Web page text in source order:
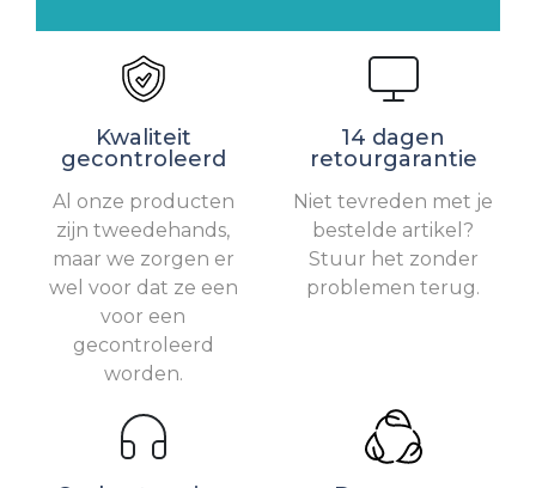
Kwaliteit
gecontroleerd
Al onze producten
zijn tweedehands,
maar we zorgen er
wel voor dat ze een
voor een
gecontroleerd
worden.
14 dagen
retourgarantie
Niet tevreden met je
bestelde artikel?
Stuur het zonder
problemen terug.